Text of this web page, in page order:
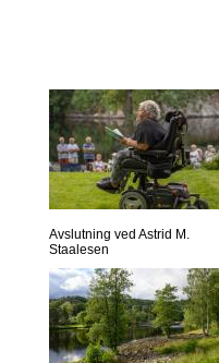
Avslutning ved Astrid M.
Staalesen